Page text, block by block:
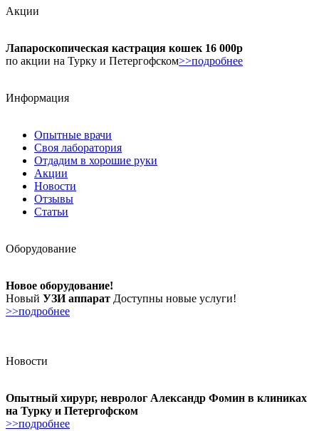
Акции
Лапароскопическая кастрация кошек 16 000р
по акции на Турку и Петергофском>>подробнее
Информация
Опытные врачи
Своя лаборатория
Отдадим в хорошие руки
Акции
Новости
Отзывы
Статьи
Оборудование
Новое оборудование!
Новый УЗИ аппарат Доступны новые услуги!
>>подробнее
Новости
Опытный хирург, невролог Александр Фомин в клиниках
на Турку и Петергофском
>>подробнее